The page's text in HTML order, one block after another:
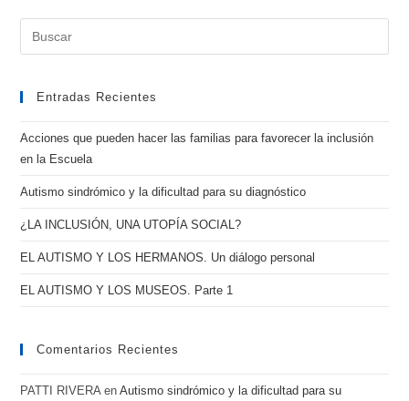
Entradas Recientes
Acciones que pueden hacer las familias para favorecer la inclusión
en la Escuela
Autismo sindrómico y la dificultad para su diagnóstico
¿LA INCLUSIÓN, UNA UTOPÍA SOCIAL?
EL AUTISMO Y LOS HERMANOS. Un diálogo personal
EL AUTISMO Y LOS MUSEOS. Parte 1
Comentarios Recientes
PATTI RIVERAenAutismo sindrómico y la dificultad para su